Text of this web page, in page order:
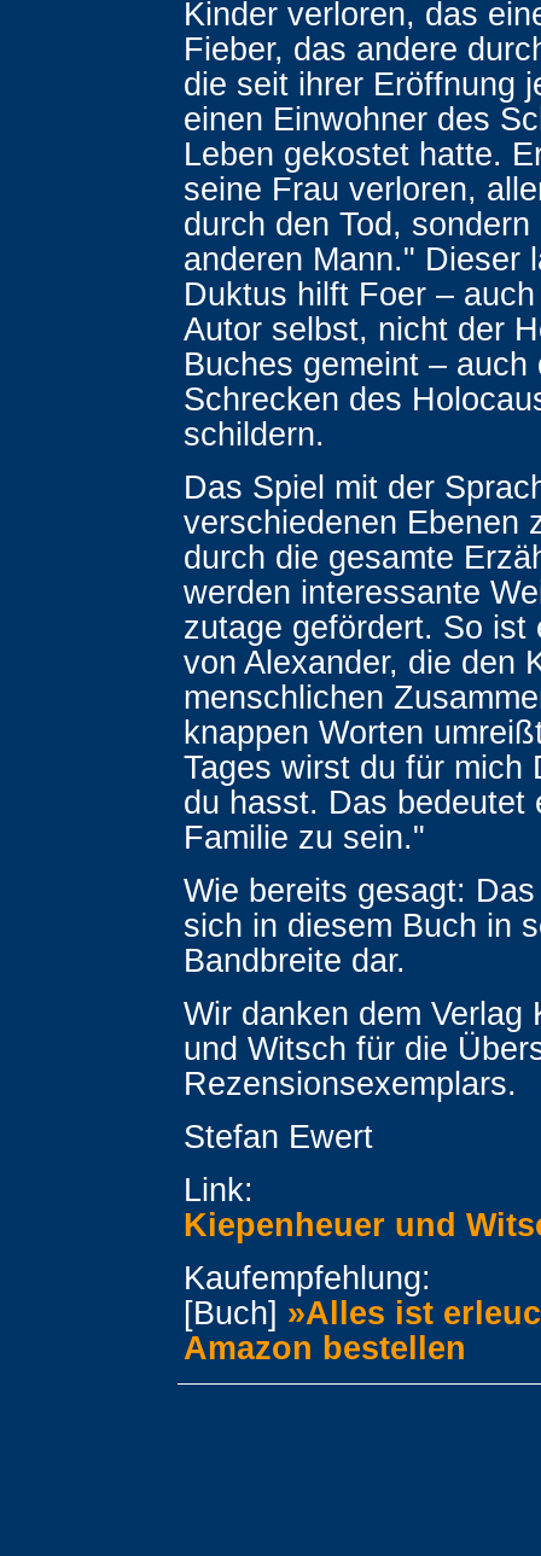
Kinder verloren, das
Fieber, das andere
die seit ihrer Eröffnung
einen Einwohner des
Leben gekostet hatte.
seine Frau verloren,
durch den Tod,
anderen Mann." Dieser
Duktus hilft Foer –
Autor selbst, nicht der
Buches gemeint – auch
Schrecken des
schildern.
Das Spiel mit der
verschiedenen Ebenen
durch die gesamte
werden interessante
zutage gefördert. So ist
von Alexander, die den
menschlichen
knappen Worten
Tages wirst du für mich
du hasst. Das bedeutet
Familie zu sein."
Wie bereits gesagt:
sich in diesem Buch in
Bandbreite dar.
Wir danken dem Verlag
und Witsch für die
Rezensionsexemplars.
Stefan Ewert
Link:
Kiepenheuer und
Kaufempfehlung:
[Buch] »Alles ist
Amazon bestellen